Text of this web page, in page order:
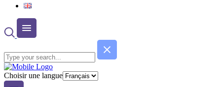
Choisir une langue